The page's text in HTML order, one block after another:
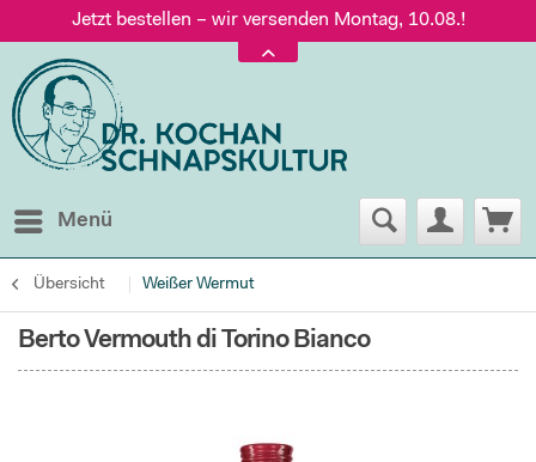
Jetzt bestellen – wir versenden Montag, 10.08.!
Versand nur 5,60 €, gratis ab 95 € Warenwert
Jetzt bestellen – wir versenden Montag, 10.08.!
Menü
Übersicht Weißer Wermut
Berto Vermouth di Torino Bianco